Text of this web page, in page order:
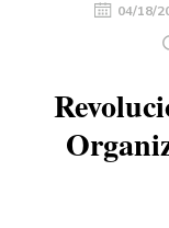
04/18/